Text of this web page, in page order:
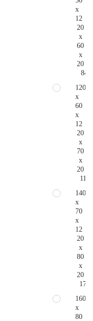
x
12
20
x
60
x
20
120
x
60
x
12
20
x
70
x
20
140
x
70
x
12
20
x
80
x
20
160
x
80